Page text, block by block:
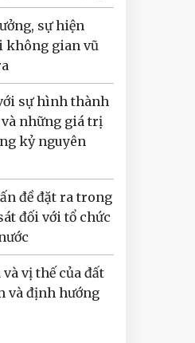
sự hiện
không gian vũ
sự hình thành
những giá trị
kỷ nguyên
đề đặt ra trong
đối với tổ chức
vị thế của đất
và định hướng